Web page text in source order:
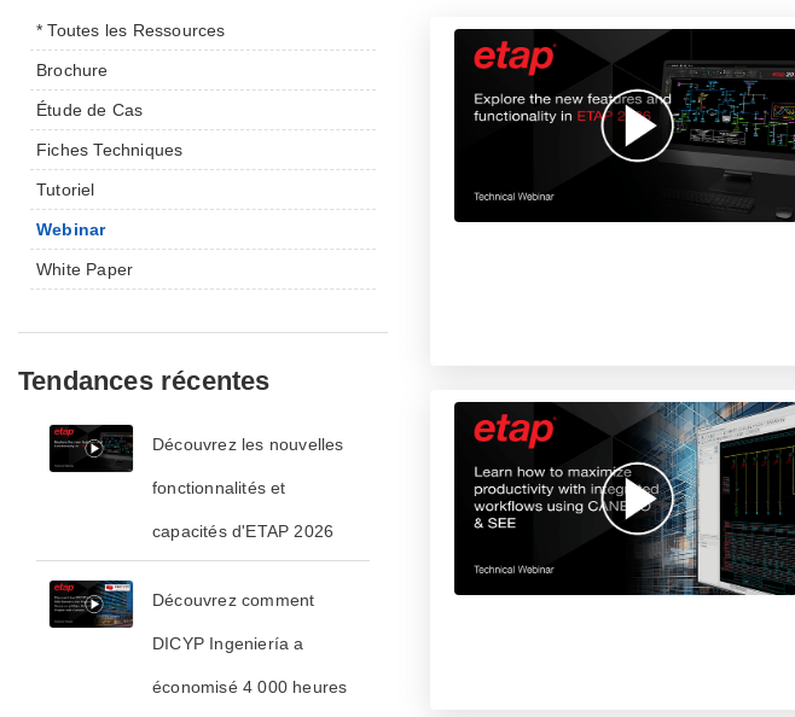
* Toutes les Ressources
Brochure
Étude de Cas
Fiches Techniques
Tutoriel
Webinar
White Paper
Tendances récentes
Découvrez les nouvelles
fonctionnalités et
capacités d'ETAP 2026
Découvrez comment
DICYP Ingeniería a
économisé 4 000 heures